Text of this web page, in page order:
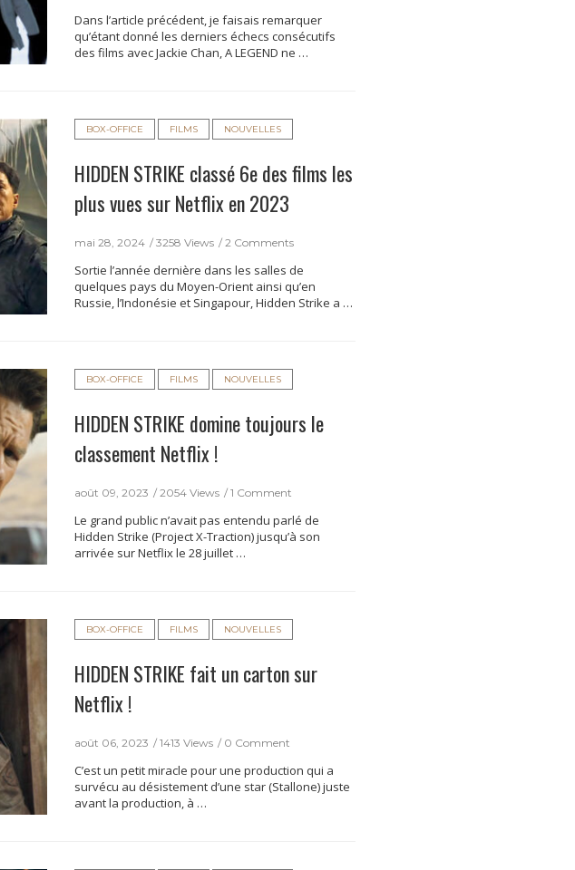
Dans l’article précédent, je faisais remarquer
qu’étant donné les derniers échecs consécutifs
des films avec Jackie Chan, A LEGEND ne …
BOX-OFFICE FILMS NOUVELLES
HIDDEN STRIKE classé 6e des films les
plus vues sur Netflix en 2023
mai 28, 2024 3258 Views 2 Comments
Sortie l’année dernière dans les salles de
quelques pays du Moyen-Orient ainsi qu’en
Russie, l’Indonésie et Singapour, Hidden Strike a …
BOX-OFFICE FILMS NOUVELLES
HIDDEN STRIKE domine toujours le
classement Netflix !
août 09, 2023 2054 Views 1 Comment
Le grand public n’avait pas entendu parlé de
Hidden Strike (Project X-Traction) jusqu’à son
arrivée sur Netflix le 28 juillet …
BOX-OFFICE FILMS NOUVELLES
HIDDEN STRIKE fait un carton sur
Netflix !
août 06, 2023 1413 Views 0 Comment
C’est un petit miracle pour une production qui a
survécu au désistement d’une star (Stallone) juste
avant la production, à …